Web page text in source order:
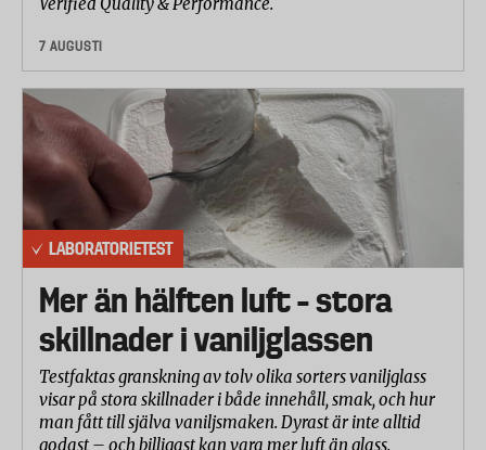
trådbrott uppstod i materialet. Resultatet anges i
Andningsförmåga
I testet mättes hur mycket vattenånga som passerar
genom overallen under en given tidsperiod.
Resultatet anges i g/m²Pah (gram vattenånga per
kvadratmeter tyg).
Rivtålighet
Ett snitt gjordes i plagget och sedan undersökte
Swerea hur mycket kraft (anges i Newton) som
krävdes för att riva upp en reva. Testet utfördes på
fem delar av plagget, både på längden och på
bredden. Värdena i tabellen är genomsnittet för de
fem olika delarna av plagget.
7 AUGUSTI
LABORATORIETEST
Mer än hälften luft – stora
skillnader i vaniljglassen
Testfaktas granskning av tolv olika sorters vaniljglass
visar på stora skillnader i både innehåll, smak, och hur
man fått till själva vaniljsmaken. Dyrast är inte alltid
godast – och billigast kan vara mer luft än glass.